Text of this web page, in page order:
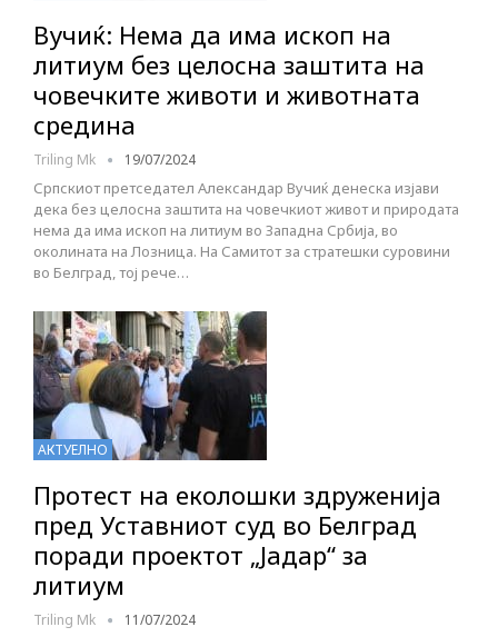
Вучиќ: Нема да има ископ на
литиум без целосна заштита на
човечките животи и животната
средина
Triling Mk 19/07/2024
Српскиот претседател Александар Вучиќ денеска изјави
дека без целосна заштита на човечкиот живот и природата
нема да има ископ на литиум во Западна Србија, во
околината на Лозница. На Самитот за стратешки суровини
во Белград, тој рече…
АКТУЕЛНО
Протест на еколошки здруженија
пред Уставниот суд во Белград
поради проектот „Јадар“ за
литиум
Triling Mk 11/07/2024